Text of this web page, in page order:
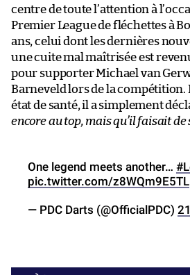
centre de toute l’attention à
Premier League de fléchettes à
ans, celui dont les dernières
une cuite mal maîtrisée est
pour supporter Michael van
Barneveld lors de la
état de santé, il a simplement
encore au top, mais qu’il faisait de
One legend meets another…
pic.twitter.com/z8WQm9E5TL
— PDC Darts (@OfficialPDC)